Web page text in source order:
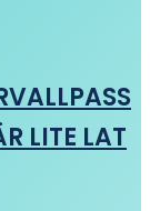
LITE LAT